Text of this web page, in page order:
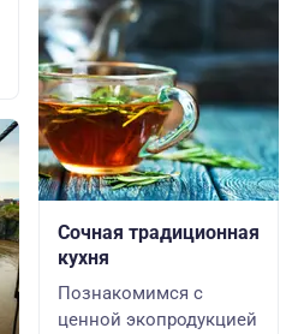
Сочная традиционная
кухня
Познакомимся с
ценной экопродукцией